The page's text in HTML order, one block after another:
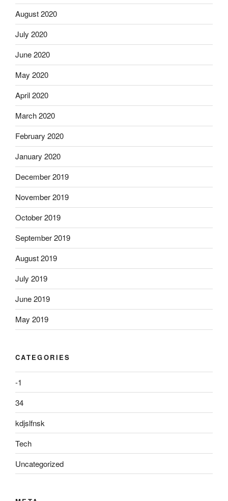
August 2020
July 2020
June 2020
May 2020
April 2020
March 2020
February 2020
January 2020
December 2019
November 2019
October 2019
September 2019
August 2019
July 2019
June 2019
May 2019
CATEGORIES
-1
34
kdjslfnsk
Tech
Uncategorized